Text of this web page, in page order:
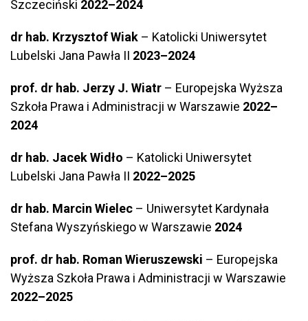
Szczeciński 2022–2024
dr hab. Krzysztof Wiak – Katolicki Uniwersytet
Lubelski Jana Pawła II 2023–2024
prof. dr hab. Jerzy J. Wiatr – Europejska Wyższa
Szkoła Prawa i Administracji w Warszawie 2022–
2024
dr hab. Jacek Widło – Katolicki Uniwersytet
Lubelski Jana Pawła II 2022–2025
dr hab. Marcin Wielec – Uniwersytet Kardynała
Stefana Wyszyńskiego w Warszawie 2024
prof. dr hab. Roman Wieruszewski – Europejska
Wyższa Szkoła Prawa i Administracji w Warszawie
2022–2025